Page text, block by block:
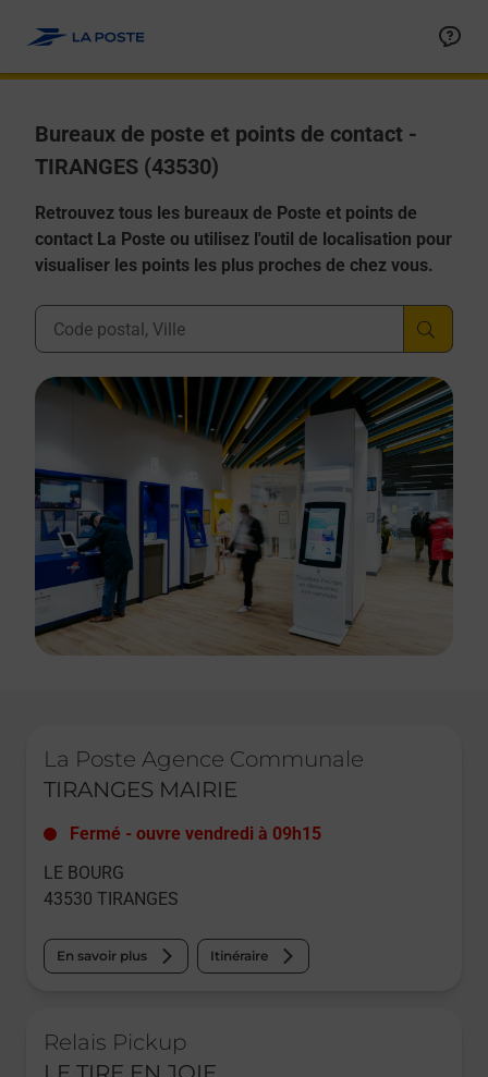
Bureaux de poste et points de contact -
TIRANGES (43530)
Retrouvez tous les bureaux de Poste et points de
contact La Poste ou utilisez l'outil de localisation pour
visualiser les points les plus proches de chez vous.
Ville, Département, Code Postal
La Poste Agence Communale
TIRANGES MAIRIE
Fermé - ouvre vendredi à 09h15
LE BOURG
43530 TIRANGES
En savoir plus Itinéraire
Relais Pickup